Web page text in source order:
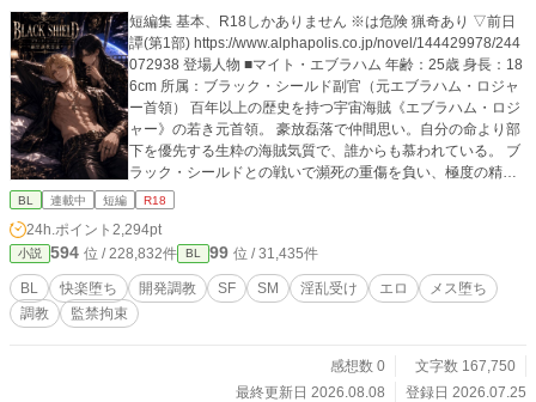
短編集 基本、R18しかありません ※は危険 猟奇あり ▽前日
譚(第1部) https://www.alphapolis.co.jp/novel/144429978/244
072938 登場人物 ■マイト・エブラハム 年齢：25歳 身長：18
6cm 所属：ブラック・シールド副官（元エブラハム・ロジャ
ー首領） 百年以上の歴史を持つ宇宙海賊《エブラハム・ロジ
ャー》の若き元首領。 豪放磊落で仲間思い。自分の命より部
下を優先する生粋の海賊気質で、誰からも慕われている。 ブ
ラック・シールドとの戦いで瀕死の重傷を負い、極度の精神
的ショックから約二年間の記憶を失う。 「事故による記憶障
る。 現在は記憶が戻り、ディアスの恋人兼右腕 ⸻ ■ディ
アス・レイフス 年齢：26歳 身長：183cm 所属：ブラック・
シールド首領／船医 ブラック・シールドを率いる若き支配
者。 銀河では《黒い女神ディア》として恐れられる伝説の海
賊であり、その正体はウォーリア軍最強のガーディアン《死
場では一切の情を見せない冷酷な支配者。 一方で医師として
も超一流の技術を持ち、敵味方を問わず命を救うことができ
BL 連載中 短編 R18
24h.ポイント 2,294pt
小説 594 位 / 228,832件 BL 99 位 / 31,435件
BL 快楽堕ち 開発調教 SF SM 淫乱受け エロ
メス堕ち
調教
監禁拘束
感想数 0
文字数 167,750
最終更新日 2026.08.08
登録日 2026.07.25